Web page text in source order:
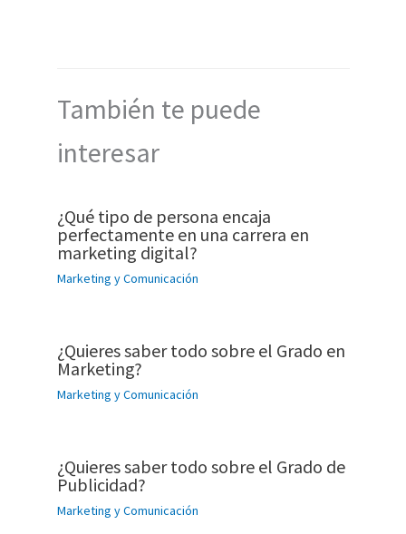
También te puede
interesar
¿Qué tipo de persona encaja
perfectamente en una carrera en
marketing digital?
Marketing y Comunicación
¿Quieres saber todo sobre el Grado en
Marketing?
Marketing y Comunicación
¿Quieres saber todo sobre el Grado de
Publicidad?
Marketing y Comunicación